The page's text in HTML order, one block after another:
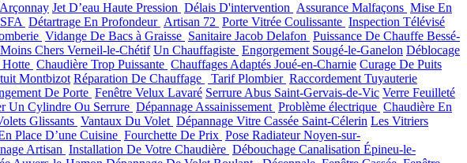
Jet D’eau Haute Pression Délais D'intervention Assurance Malfaçons Mise En
Détartrage En Profondeur Artisan 72 Porte Vitrée Coulissante Inspection Télévisé
Vidange De Bacs à Graisse Sanitaire Jacob Delafon Puissance De Chauffe Bessé-
Chers Verneil-le-Chétif Un Chauffagiste Engorgement Sougé-le-Ganelon Déblocage
Hotte Chaudière Trop Puissante Chauffages Adaptés Joué-en-Charnie Curage De Puits
Montbizot Réparation De Chauffage Tarif Plombier Raccordement Tuyauterie
De Porte Fenêtre Velux Lavaré Serrure Abus Saint-Gervais-de-Vic Verre Feuilleté
Un Cylindre Ou Serrure Dépannage Assainissement Problème électrique Chaudière En
Glissants Vantaux Du Volet Dépannage Vitre Cassée Saint-Célerin Les Vitriers
Place D’une Cuisine Fourchette De Prix Pose Radiateur Noyen-sur-
Artisan Installation De Votre Chaudière Débouchage Canalisation Épineu-le-